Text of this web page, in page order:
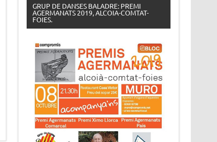
GRUP DE DANSES BALADRE: PREMI
AGERMANATS 2019, ALCOIA-COMTAT-
FOIES.